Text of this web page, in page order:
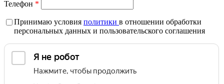
Телефон *
Принимаю условия политики в отношении обработки
персональных данных и пользовательского соглашения